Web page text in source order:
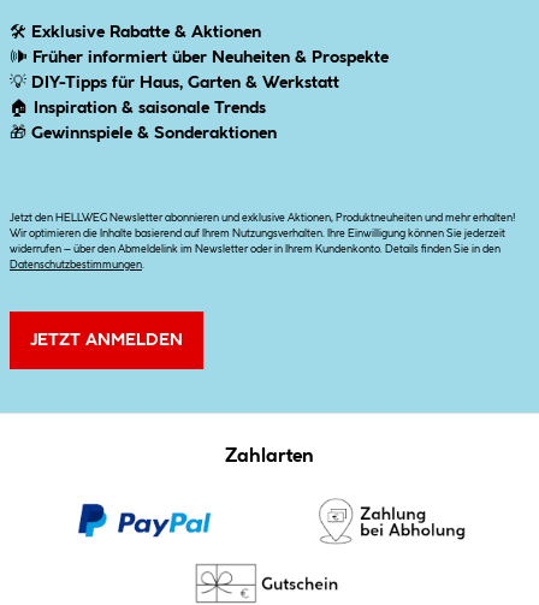
🛠 Exklusive Rabatte & Aktionen
🕪 Früher informiert über Neuheiten & Prospekte
💡 DIY-Tipps für Haus, Garten & Werkstatt
🏠
Inspiration & saisonale Trends
🎁 Gewinnspiele & Sonderaktionen
Jetzt den HELLWEG Newsletter abonnieren und exklusive Aktionen, Produktneuheiten und mehr erhalten!
Wir optimieren die Inhalte basierend auf Ihrem Nutzungsverhalten. Ihre Einwilligung können Sie jederzeit
widerrufen – über den Abmeldelink im Newsletter oder in Ihrem Kundenkonto. Details finden Sie in den
Datenschutzbestimmungen
JETZT ANMELDEN
Zahlarten